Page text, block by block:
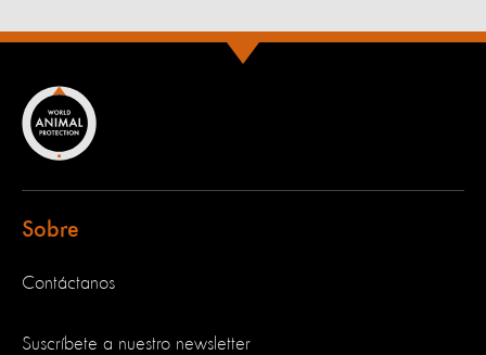
Sobre
Contáctanos
Suscríbete a nuestro newsletter